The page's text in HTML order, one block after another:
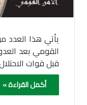
يأتي هذا العدد
القومي بعد
قبل قوات
أكمل القراءة »